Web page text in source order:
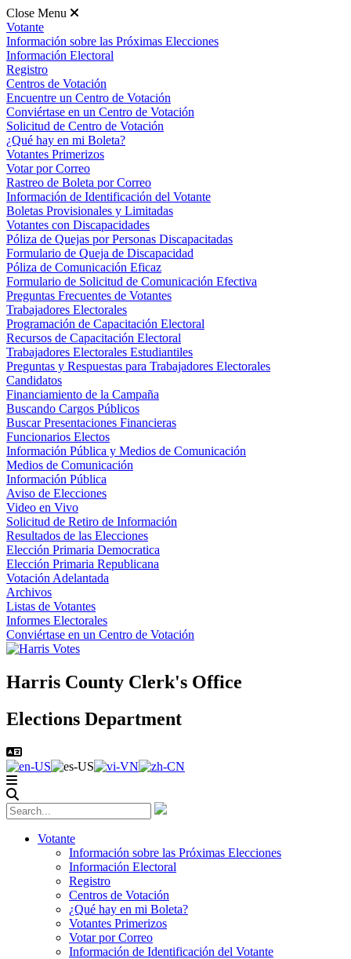
Close Menu
Votante
Información sobre las Próximas Elecciones
Información Electoral
Registro
Centros de Votación
Encuentre un Centro de Votación
Conviértase en un Centro de Votación
Solicitud de Centro de Votación
¿Qué hay en mi Boleta?
Votantes Primerizos
Votar por Correo
Rastreo de Boleta por Correo
Información de Identificación del Votante
Boletas Provisionales y Limitadas
Votantes con Discapacidades
Póliza de Quejas por Personas Discapacitadas
Formulario de Queja de Discapacidad
Póliza de Comunicación Eficaz
Formulario de Solicitud de Comunicación Efectiva
Preguntas Frecuentes de Votantes
Trabajadores Electorales
Programación de Capacitación Electoral
Recursos de Capacitación Electoral
Trabajadores Electorales Estudiantiles
Preguntas y Respuestas para Trabajadores Electorales
Candidatos
Financiamiento de la Campaña
Buscando Cargos Públicos
Buscar Presentaciones Financieras
Funcionarios Electos
Información Pública y Medios de Comunicación
Medios de Comunicación
Información Pública
Aviso de Elecciones
Video en Vivo
Solicitud de Retiro de Información
Resultados de las Elecciones
Elección Primaria Democratica
Elección Primaria Republicana
Votación Adelantada
Archivos
Listas de Votantes
Informes Electorales
Conviértase en un Centro de Votación
Harris County Clerk's Office
Elections Department
Votante
Información sobre las Próximas Elecciones
Información Electoral
Registro
Centros de Votación
¿Qué hay en mi Boleta?
Votantes Primerizos
Votar por Correo
Información de Identificación del Votante